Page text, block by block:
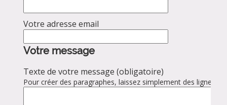
Votre adresse email
Votre message
Texte de votre message (obligatoire)
Pour créer des paragraphes, laissez simplement des lignes